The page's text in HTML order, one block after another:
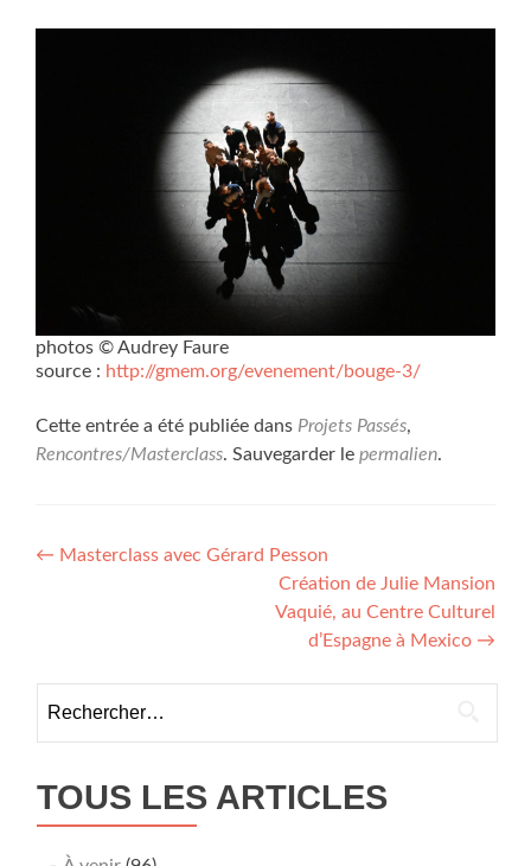
photos © Audrey Faure
source : http://gmem.org/evenement/bouge-3/
Cette entrée a été publiée dans Projets Passés,
Rencontres/Masterclass. Sauvegarder le permalien.
Navigation
← Masterclass avec Gérard Pesson
Création de Julie Mansion
Vaquié, au Centre Culturel
d’Espagne à Mexico →
TOUS LES ARTICLES